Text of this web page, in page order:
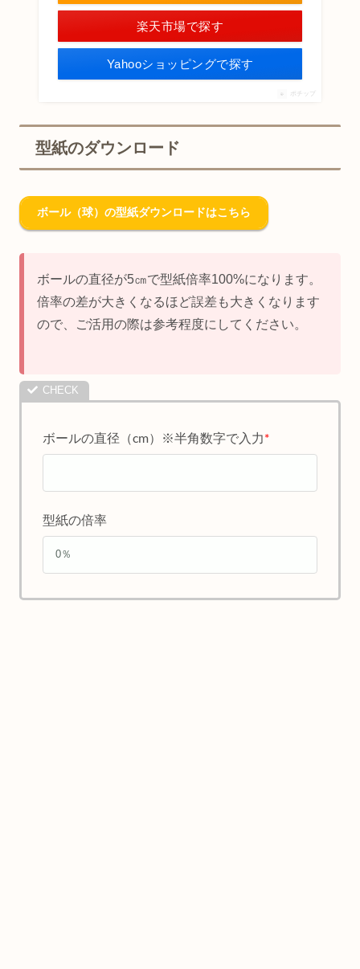
楽天市場で探す
Yahooショッピングで探す
ポチップ
型紙のダウンロード
ボール（球）の型紙ダウンロードはこちら
ボールの直径が5㎝で型紙倍率100%になります。
倍率の差が大きくなるほど誤差も大きくなります
ので、ご活用の際は参考程度にしてください。
ボールの直径（cm）※半角数字で入力*
型紙の倍率